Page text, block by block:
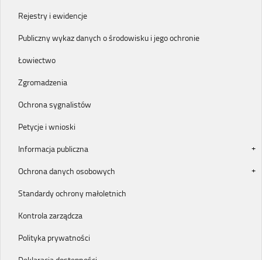
Rejestry i ewidencje
Publiczny wykaz danych o środowisku i jego ochronie
Łowiectwo
Zgromadzenia
Ochrona sygnalistów
Petycje i wnioski
Informacja publiczna
Ochrona danych osobowych
Standardy ochrony małoletnich
Kontrola zarządcza
Polityka prywatności